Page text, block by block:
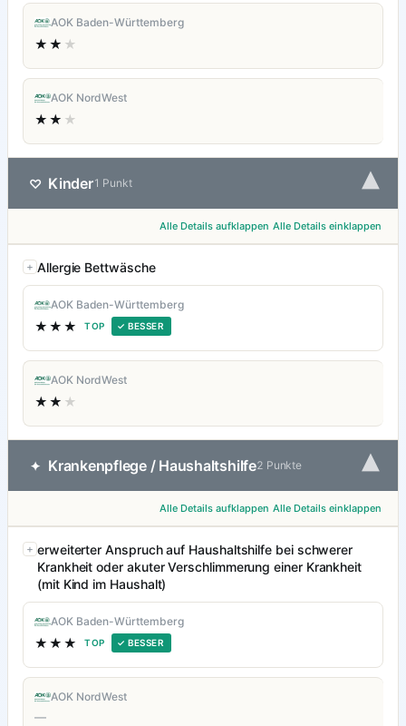
AOK Baden-Württemberg
★★ ★
AOK NordWest
★★ ★
♡ Kinder1 Punkt ▾
Alle Details aufklappen Alle Details einklappen
Allergie Bettwäsche
AOK Baden-Württemberg
★★★ TOP ✓ BESSER
AOK NordWest
★★ ★
✦ Krankenpflege / Haushaltshilfe2 Punkte ▾
Alle Details aufklappen Alle Details einklappen
erweiterter Anspruch auf Haushaltshilfe bei schwerer
Krankheit oder akuter Verschlimmerung einer Krankheit
(mit Kind im Haushalt)
AOK Baden-Württemberg
★★★ TOP ✓ BESSER
AOK NordWest
—